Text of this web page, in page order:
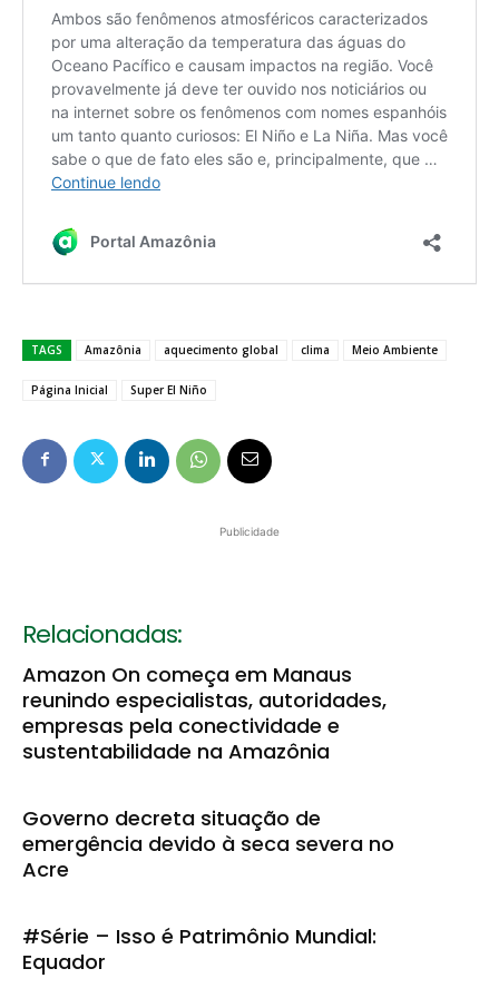
TAGS Amazônia aquecimento global clima Meio Ambiente
Página Inicial Super El Niño
Publicidade
Relacionadas:
Amazon On começa em Manaus
reunindo especialistas, autoridades,
empresas pela conectividade e
sustentabilidade na Amazônia
Governo decreta situação de
emergência devido à seca severa no
Acre
#Série – Isso é Patrimônio Mundial:
Equador